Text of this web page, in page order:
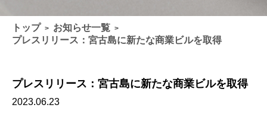
トップ > お知らせ一覧 >
プレスリリース：宮古島に新たな商業ビルを取得
プレスリリース：宮古島に新たな商業ビルを取得
2023.06.23